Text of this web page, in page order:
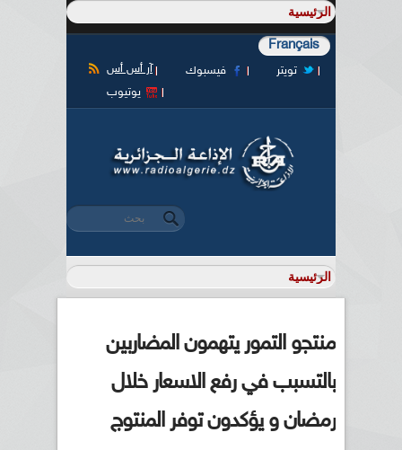
Français
آر أس أس فيسبوك
تويتر
يوتيوب
استمارة البحث
‏بحث ‏
منتجو التمور يتهمون المضاربين
بالتسبب في رفع الاسعار خلال
رمضان و يؤكدون توفر المنتوج